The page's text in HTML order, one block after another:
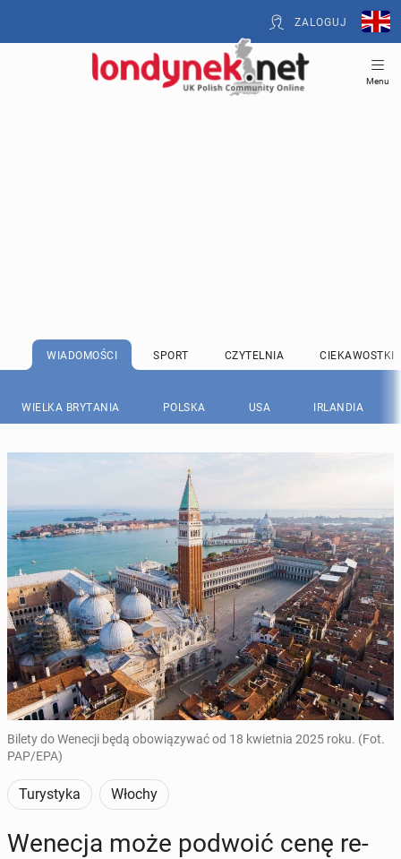
ZALOGUJ
Menu
WIADOMOŚCI SPORT CZYTELNIA CIEKAWOSTKI
WIELKA BRYTANIA POLSKA USA IRLANDIA
Bilety do Wenecji będą obowiązywać od 18 kwietnia 2025 roku. (Fot.
PAP/EPA)
Turystyka Włochy
Wenecja może podwoić cenę re­